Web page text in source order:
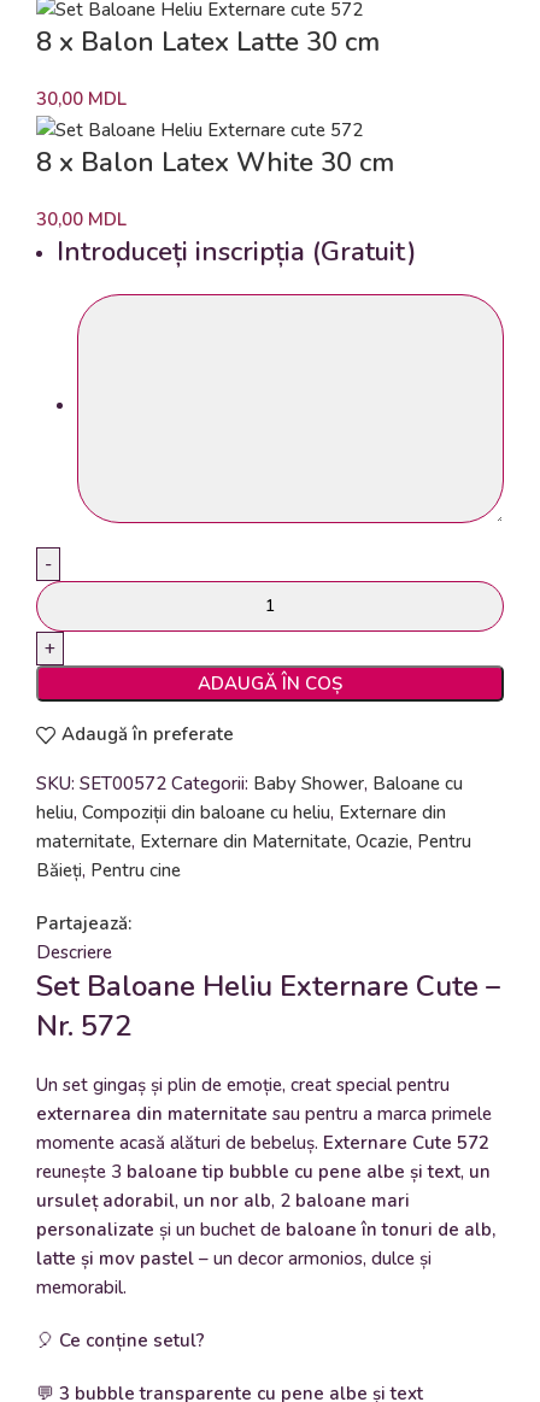
8 x Balon Latex Latte 30 cm
30,00 MDL
8 x Balon Latex White 30 cm
30,00 MDL
Introduceți inscripția (Gratuit)
Cantitate
Set
Baloane
Externare
cute
ADAUGĂ ÎN COȘ
Adaugă în preferate
SKU: SET00572 Categorii: Baby Shower, Baloane cu
heliu, Compoziții din baloane cu heliu, Externare din
maternitate, Externare din Maternitate, Ocazie, Pentru
Băieți, Pentru cine
Partajează:
Descriere
Set Baloane Heliu Externare Cute –
Nr. 572
Un set gingaș și plin de emoție, creat special pentru
externarea din maternitate sau pentru a marca primele
momente acasă alături de bebeluș. Externare Cute 572
reunește 3 baloane tip bubble cu pene albe și text, un
ursuleț adorabil, un nor alb, 2 baloane mari
personalizate și un buchet de baloane în tonuri de alb,
latte și mov pastel – un decor armonios, dulce și
memorabil.
🎈 Ce conține setul?
💬 3 bubble transparente cu pene albe și text